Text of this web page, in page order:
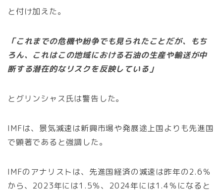
と付け加えた。
「これまでの危機や紛争でも見られたことだが、もち
ろん、これはこの地域における石油の生産や輸送が中
断する潜在的なリスクを反映している」
とグリンシャス氏は警告した。
IMFは、景気減速は新興市場や発展途上国よりも先進国
で顕著であると強調した。
IMFのアナリストは、先進国経済の減速は昨年の2.6％
から、2023年には1.5％、2024年には1.4％になると